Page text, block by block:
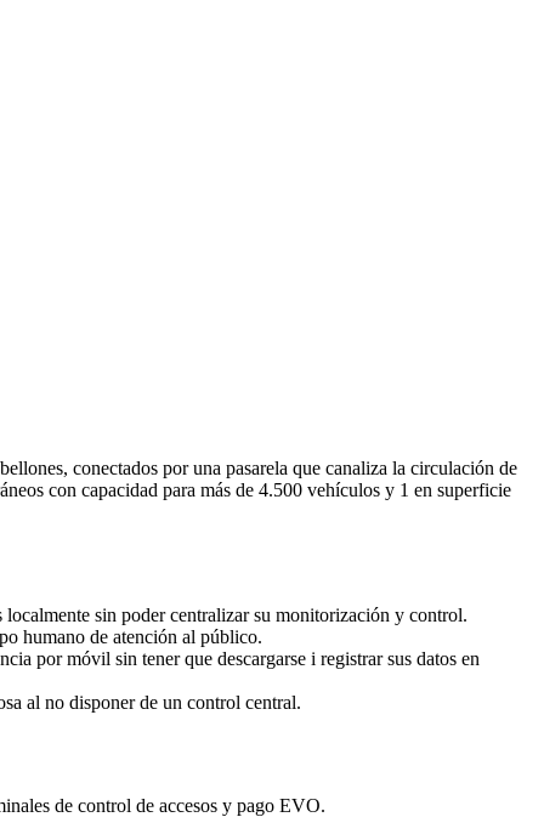
conectados por una pasarela que canaliza la circulación de
con capacidad para más de 4.500 vehículos y 1 en superficie
sin poder centralizar su monitorización y control.
humano de atención al público.
por móvil sin tener que descargarse i registrar sus datos en
al no disponer de un control central.
de control de accesos y pago EVO.